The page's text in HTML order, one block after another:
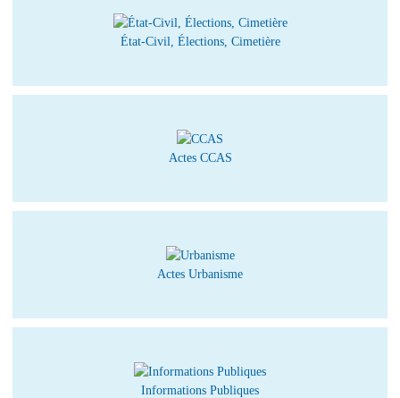
État-Civil, Élections, Cimetière
Actes CCAS
Actes Urbanisme
Informations Publiques